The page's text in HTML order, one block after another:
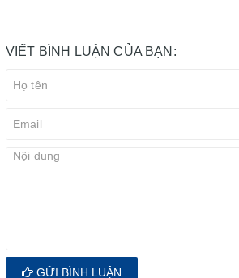
VIẾT BÌNH LUẬN CỦA BẠN:
GỬI BÌNH LUẬN